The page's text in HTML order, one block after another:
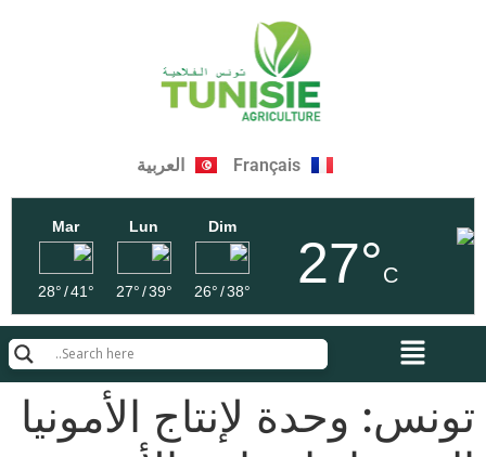
Français العربية
27°C
Dim
38°
/
26°
Lun
39°
/
27°
Mar
41°
/
28°
تونس: وحدة لإنتاج الأمونيا